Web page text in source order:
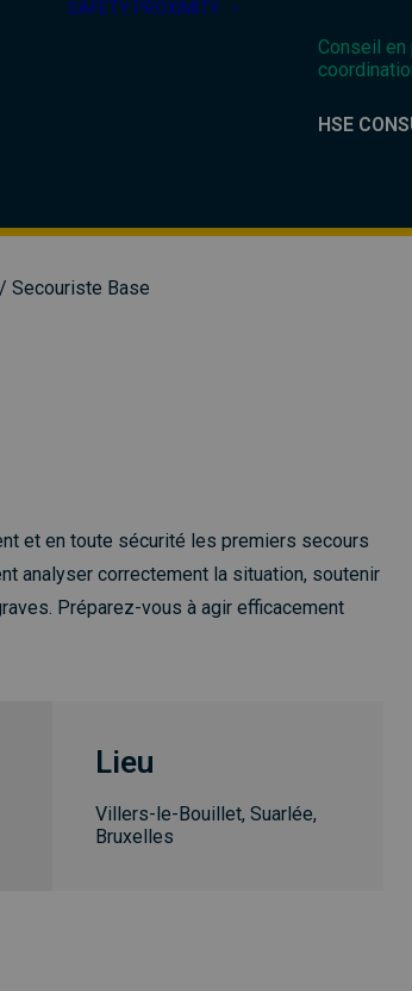
SAFETY PROXIMITY
Conseil en
HSE
/ Secouriste Base
et en toute sécurité les premiers secours
analyser correctement la situation, soutenir
Préparez-vous à agir efficacement
Lieu
Villers-le-Bouillet, Suarlée,
Bruxelles